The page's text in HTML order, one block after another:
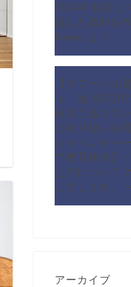
2024年11月に
説した資料を
News より
【グローバル
ィ 毎月5万円
み立てるオフ
の取り扱いを
ントベンチャ
ア教育移住】
し穴について
してします。
アーカイブ